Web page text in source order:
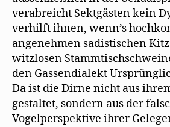
verabreicht Sektgästen kein
verhilft ihnen, wenn’s
angenehmen sadistischen
witzlosen
den Gassendialekt
Da ist die Dirne nicht aus
gestaltet, sondern aus der
Vogelperspektive ihrer